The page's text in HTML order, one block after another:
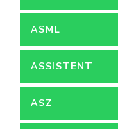
GRENZEN
ASML
ASSISTENT
ACCOUNTANT
ASZ